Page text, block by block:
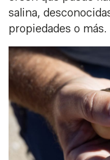
salina,
propiedades o más.